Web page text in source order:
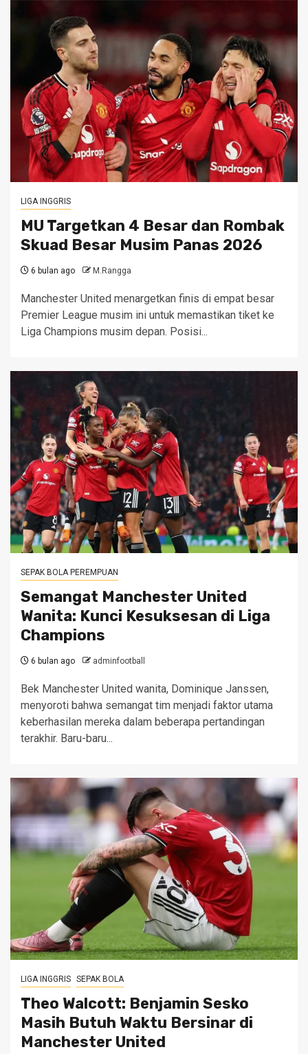
LIGA INGGRIS
MU Targetkan 4 Besar dan Rombak
Skuad Besar Musim Panas 2026
6 bulan ago M.Rangga
Manchester United menargetkan finis di empat besar
Premier League musim ini untuk memastikan tiket ke
Liga Champions musim depan. Posisi...
SEPAK BOLA PEREMPUAN
Semangat Manchester United
Wanita: Kunci Kesuksesan di Liga
Champions
6 bulan ago adminfootball
Bek Manchester United wanita, Dominique Janssen,
menyoroti bahwa semangat tim menjadi faktor utama
keberhasilan mereka dalam beberapa pertandingan
terakhir. Baru-baru...
LIGA INGGRIS SEPAK BOLA
Theo Walcott: Benjamin Sesko
Masih Butuh Waktu Bersinar di
Manchester United